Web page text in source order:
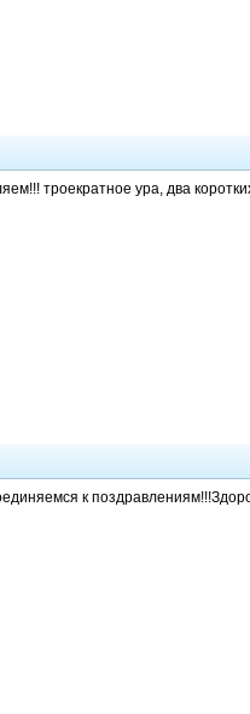
троекратное ура, два
к